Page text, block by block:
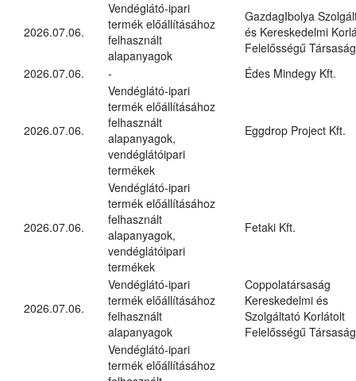
2026.07.06.
Vendéglátó-ipari
termék előállításához
felhasznált
alapanyagok
GazdagIbolya
és Kereskedelmi
Felelősségű Társaság
2026.07.06.
- Édes Mindegy Kft.
2026.07.06.
Vendéglátó-ipari
termék előállításához
felhasznált
alapanyagok,
vendéglátóipari
termékek
Eggdrop Project Kft.
2026.07.06.
Vendéglátó-ipari
termék előállításához
felhasznált
alapanyagok,
vendéglátóipari
termékek
Fetaki Kft.
2026.07.06.
Vendéglátó-ipari
termék előállításához
felhasznált
alapanyagok
Coppolatársaság
Kereskedelmi és
Szolgáltató Korlátolt
Felelősségű Társaság
Vendéglátó-ipari
termék előállításához